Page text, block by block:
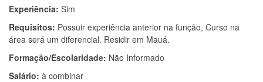
Experiência: Sim
Requisitos: Possuir experiência anterior na função, Curso na
área será um diferencial. Residir em Mauá.
Formação/Escolaridade: Não Informado
Salário: à combinar